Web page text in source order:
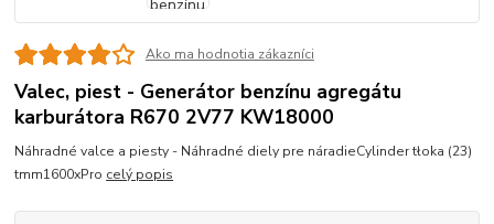
Ako ma hodnotia zákazníci
Valec, piest - Generátor benzínu agregátu
karburátora R670 2V77 KW18000
Náhradné valce a piesty - Náhradné diely pre náradieCylinder tłoka (23)
tmm1600xPro celý popis